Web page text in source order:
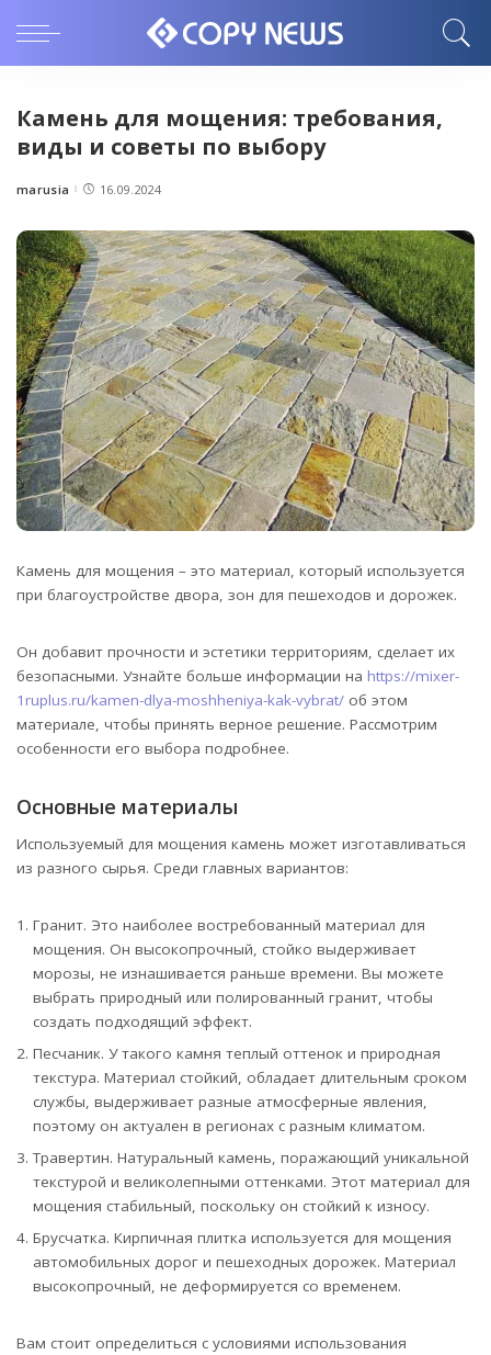
Камень для мощения: требования,
виды и советы по выбору
Posted
marusia 16.09.2024
Камень для мощения – это материал, который используется
при благоустройстве двора, зон для пешеходов и дорожек.
Он добавит прочности и эстетики территориям, сделает их
безопасными. Узнайте больше информации на https://mixer-
1ruplus.ru/kamen-dlya-moshheniya-kak-vybrat/ об этом
материале, чтобы принять верное решение. Рассмотрим
особенности его выбора подробнее.
Основные материалы
Используемый для мощения камень может изготавливаться
из разного сырья. Среди главных вариантов:
Гранит. Это наиболее востребованный материал для
мощения. Он высокопрочный, стойко выдерживает
морозы, не изнашивается раньше времени. Вы можете
выбрать природный или полированный гранит, чтобы
создать подходящий эффект.
Песчаник. У такого камня теплый оттенок и природная
текстура. Материал стойкий, обладает длительным сроком
службы, выдерживает разные атмосферные явления,
поэтому он актуален в регионах с разным климатом.
Травертин. Натуральный камень, поражающий уникальной
текстурой и великолепными оттенками. Этот материал для
мощения стабильный, поскольку он стойкий к износу.
Брусчатка. Кирпичная плитка используется для мощения
автомобильных дорог и пешеходных дорожек. Материал
высокопрочный, не деформируется со временем.
Вам стоит определиться с условиями использования